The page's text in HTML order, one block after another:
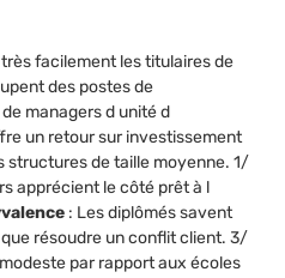
facilement les titulaires de
des postes de
managers d unité d
un retour sur investissement
structures de taille moyenne. 1/
apprécient le côté prêt à l
: Les diplômés savent
résoudre un conflit client. 3/
par rapport aux écoles